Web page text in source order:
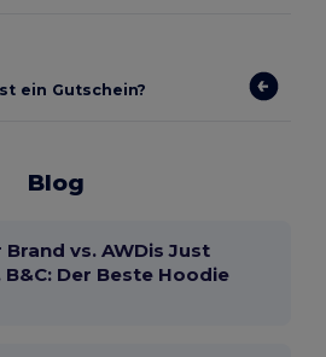
ein Gutschein?
Blog
Brand vs. AWDis Just
B&C: Der Beste Hoodie